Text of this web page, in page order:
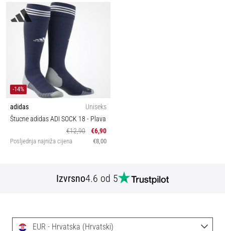
-14%
adidas
Uniseks
Štucne adidas ADI SOCK 18 - Plava
€12,90
€6,90
Posljednja najniža cijena €8,00
Izvrsno4.6 od 5
EUR - Hrvatska (Hrvatski)